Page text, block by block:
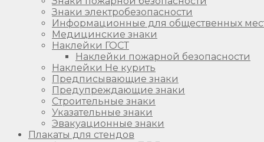
Знаки электробезопасности
Информационные для общественных
Медицинские знаки
Наклейки ГОСТ
Наклейки пожарной безопасности
Наклейки Не курить
Предписывающие знаки
Предупреждающие знаки
Строительные знаки
Указательные знаки
Эвакуационные знаки
Плакаты для стендов